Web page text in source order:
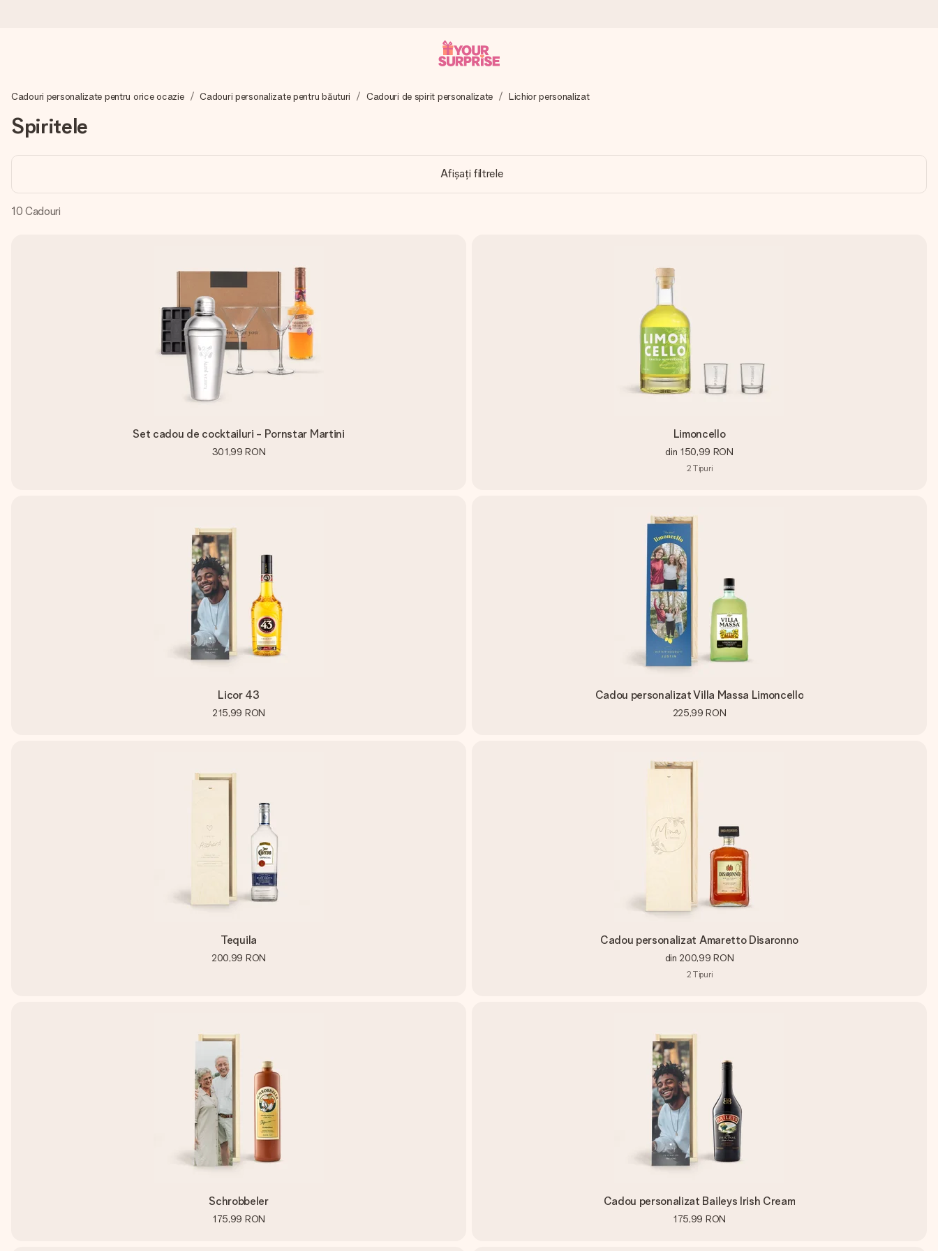
Îți alcătuim cadoul cu grijă și îl trimitem îndată spre tine - pentru ca tu să îl poți dărui exact când trebuie, atunci când contează cel mai mult.
4,8 (bazat pe +15.000 de recenzii)
Cadouri personalizate pentru orice ocazie Cadouri personalizate pentru băuturi Cadouri de spirit personalizate Lichior personalizat
Spiritele
Afișați filtrele
10 Cadouri
Set cadou de cocktailuri - Pornstar Martini
301,99 RON
Limoncello
din 150,99 RON
2 Tipuri
Licor 43
215,99 RON
Cadou personalizat Villa Massa Limoncello
225,99 RON
Tequila
200,99 RON
Cadou personalizat Amaretto Disaronno
din 200,99 RON
2 Tipuri
Schrobbeler
175,99 RON
Cadou personalizat Baileys Irish Cream
175,99 RON